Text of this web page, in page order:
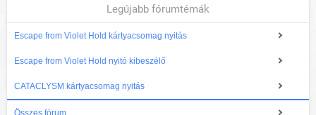
Legújabb fórumtémák
Escape from Violet Hold kártyacsomag nyitás
Escape from Violet Hold nyitó kibeszélő
CATACLYSM kártyacsomag nyitás
Összes fórum